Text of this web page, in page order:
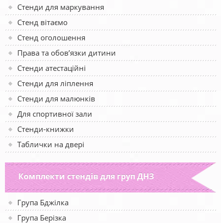
Стенди для маркування
Стенд вітаємо
Стенд оголошення
Права та обов’язки дитини
Стенди атестаційні
Стенди для ліплення
Стенди для малюнків
Для спортивної зали
Стенди-книжки
Таблички на двері
Комплекти стендів для груп ДНЗ
Група Бджілка
Група Берізка